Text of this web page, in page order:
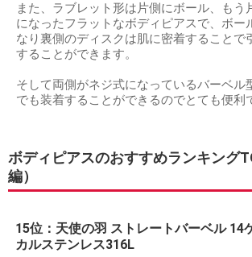
また、ラブレット形は片側にボール、もう
になったフラットなボディピアスで、ボー
なり裏側のディスクは肌に密着することで
することができます。
そして両側がネジ式になっているバーベル
でも装着することができるのでとても便利
ボディピアスのおすすめランキング
編）
15位：天使の羽 ストレートバーベル 14
カルステンレス316L